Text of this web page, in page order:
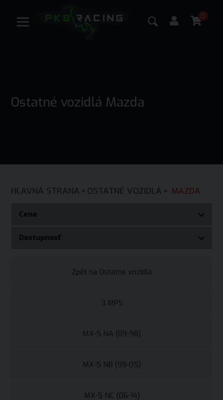
0
Ostatné vozidlá Mazda
HLAVNÁ STRANA > OSTATNÉ VOZIDLÁ > MAZDA
Cena
Dostupnosť
Zpět na Ostatné vozidlá
3 MPS
MX-5 NA (89-98)
MX-5 NB (99-05)
MX-5 NC (06-14)